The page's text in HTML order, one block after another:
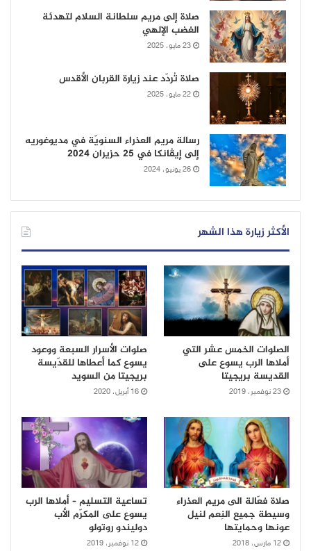
صلاة إلى مريم سلطانة السلام لتهدئة
الغضب الإلهي
23 مايو، 2025
صلاة تُردّد عند زيارة القربان الأقدس
22 مايو، 2025
رسالة مريم العذراء السنويّة في مديوغوريه
إلى إيڤانكا في 25 حزيران 2024
26 يونيو، 2024
الأكثر زيارة هذا الشهر
الصلوات الخمس عشر التي
أملاها الرب يسوع على
القديسة بريجيتا
23 نوفمبر، 2019
صلوات الأسرار السبعة ووعود
يسوع كما أعطاها للقدّيسة
بريجيتا من السويد
16 أبريل، 2020
صلاة فعّالة الى مريم العذراء
وسيطة جميع النِعم لنيل
عونها وحمايتها
12 مارس، 2018
تساعية التسليم – أملاها الرب
يسوع على المكرّم الأب
دوليندو روتولو
12 نوفمبر، 2019